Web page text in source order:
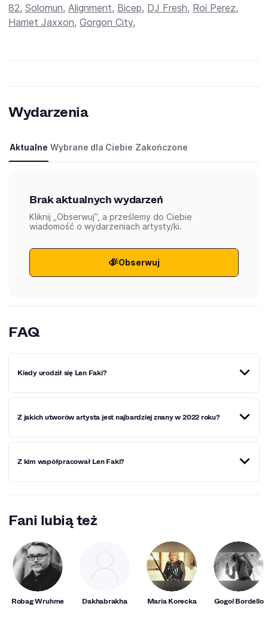
82, Solomun, Alignment, Bicep, DJ Fresh, Roi Perez,
Harriet Jaxxon, Gorgon City,
Wydarzenia
Aktualne Wybrane dla Ciebie Zakończone
Brak aktualnych wydarzeń
Kliknij „Obserwuj”, a prześlemy do Ciebie
wiadomość o wydarzeniach artysty/ki.
Obserwuj
FAQ
Kiedy urodził się Len Faki?
Z jakich utworów artysta jest najbardziej znany w 2022 roku?
utworów "My Black Sheep" oraz "Mekong Delta".
Z kim współpracował Len Faki?
Fani lubią też
Robag Wruhme Dakhabrakha Maria Korecka Gogol Bordello